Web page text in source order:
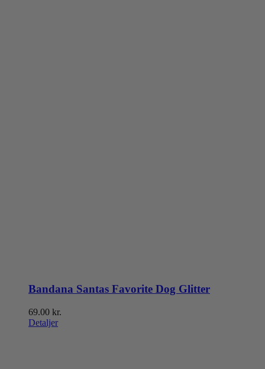
Bandana Santas Favorite Dog Glitter
69.00 kr.
Detaljer